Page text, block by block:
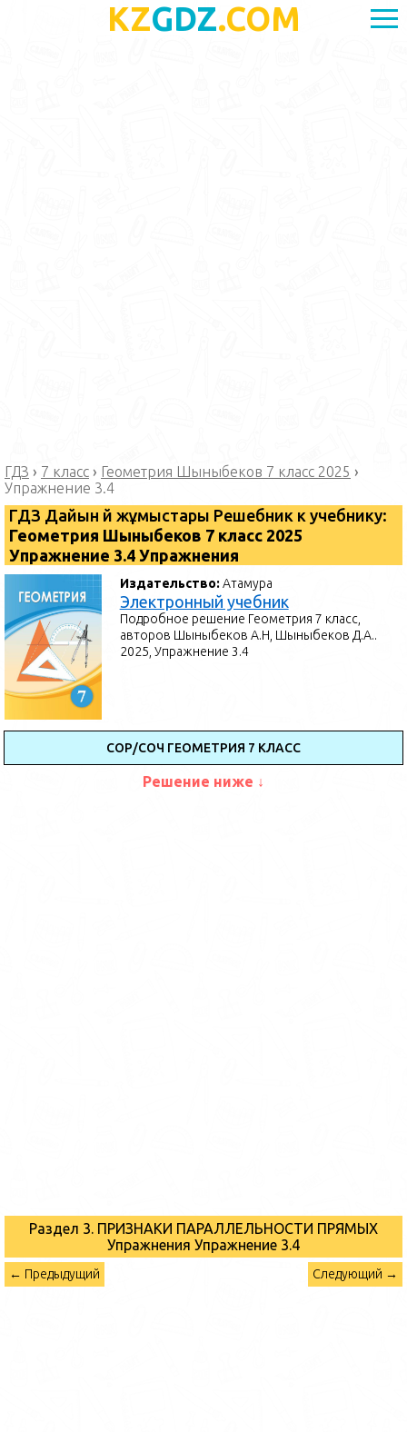
KZGDZ.COM
ГДЗ › 7 класс › Геометрия Шыныбеков 7 класс 2025 ›
Упражнение 3.4
ГДЗ Дайын үй жұмыстары Решебник к учебнику:
Геометрия Шыныбеков 7 класс 2025
Упражнение 3.4 Упражнения
Издательство:Атамура
Электронный учебник
Подробное решение Геометрия 7 класс,
авторов Шыныбеков А.Н, Шыныбеков Д.А..
2025, Упражнение 3.4
СОР/СОЧ ГЕОМЕТРИЯ 7 КЛАСС
Решение ниже ↓
Раздел 3. ПРИЗНАКИ ПАРАЛЛЕЛЬНОСТИ ПРЯМЫХ
Упражнения Упражнение 3.4
← Предыдущий Следующий →